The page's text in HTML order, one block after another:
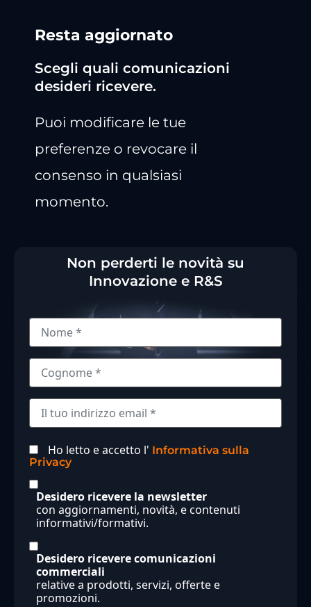
Resta aggiornato
Scegli quali comunicazioni
desideri ricevere.
Puoi modificare le tue
preferenze o revocare il
consenso in qualsiasi
momento.
Non perderti le novità su
Innovazione e R&S
Ho letto e accetto l' Informativa sulla
Privacy
Desidero ricevere la newsletter
con aggiornamenti, novità, e contenuti
informativi/formativi.
Desidero ricevere comunicazioni
commerciali
relative a prodotti, servizi, offerte e
promozioni.